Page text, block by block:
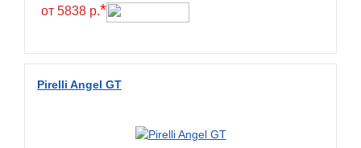
Titan
Wanmao
Wincross
от 5838 р.*
Pirelli Angel GT